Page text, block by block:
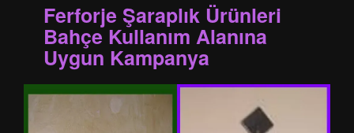
Ferforje Şaraplık Ürünleri
Bahçe Kullanım Alanına
Uygun Kampanya